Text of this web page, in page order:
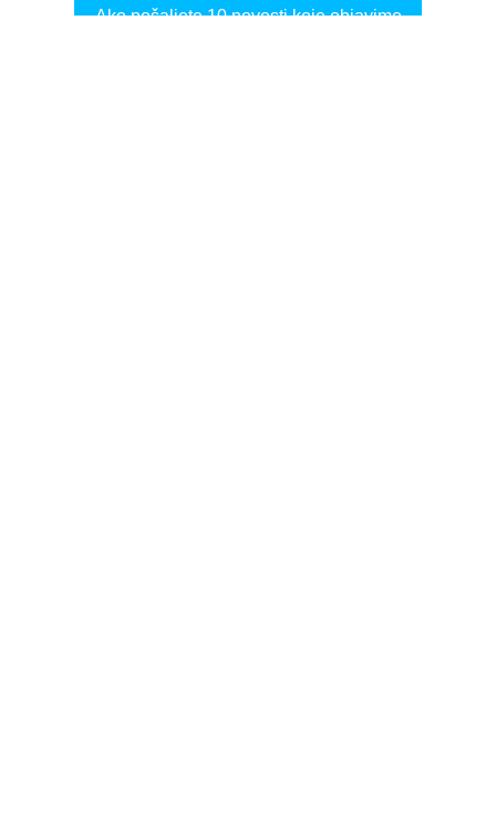
Ako pošaljete 10 novosti koje objavimo